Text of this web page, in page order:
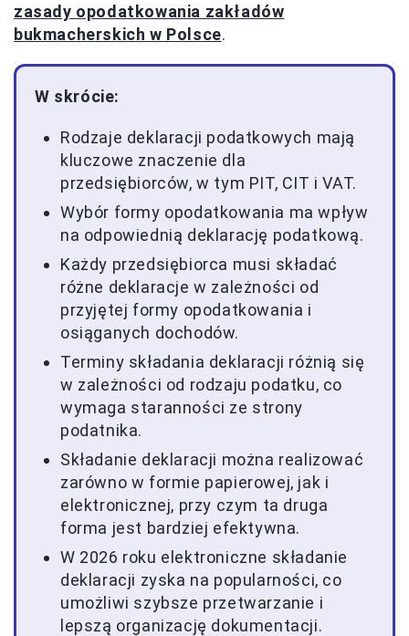
zasady opodatkowania zakładów
bukmacherskich w Polsce.
W skrócie:
Rodzaje deklaracji podatkowych mają
kluczowe znaczenie dla
przedsiębiorców, w tym PIT, CIT i VAT.
Wybór formy opodatkowania ma wpływ
na odpowiednią deklarację podatkową.
Każdy przedsiębiorca musi składać
różne deklaracje w zależności od
przyjętej formy opodatkowania i
osiąganych dochodów.
Terminy składania deklaracji różnią się
w zależności od rodzaju podatku, co
wymaga staranności ze strony
podatnika.
Składanie deklaracji można realizować
zarówno w formie papierowej, jak i
elektronicznej, przy czym ta druga
forma jest bardziej efektywna.
W 2026 roku elektroniczne składanie
deklaracji zyska na popularności, co
umożliwi szybsze przetwarzanie i
lepszą organizację dokumentacji.